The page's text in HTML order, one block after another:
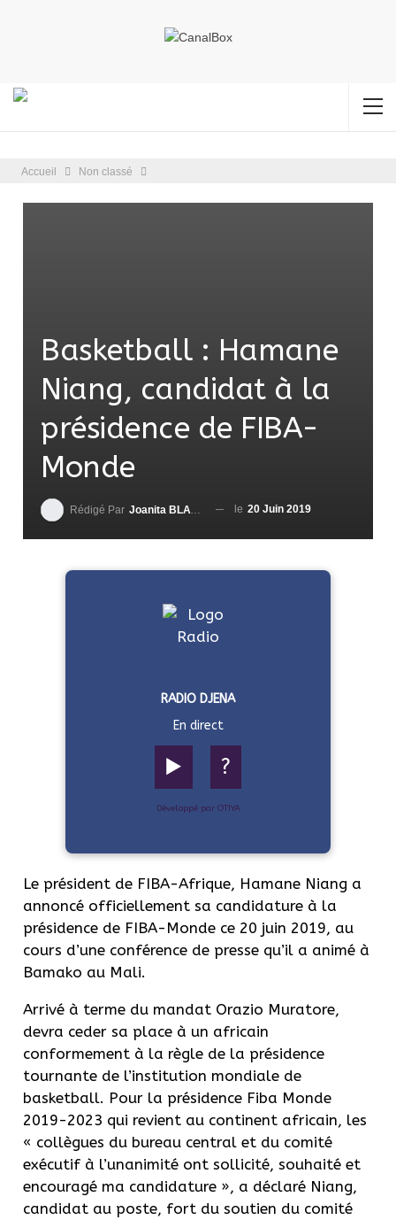
Accueil Non classé
Basketball : Hamane
Niang, candidat à la
présidence de FIBA-
Monde
Rédigé Par Joanita BLAVO-TSRI le 20 Juin 2019
RADIO DJENA
En direct
▶️ ?
Développé par OTIYA
Le président de FIBA-Afrique, Hamane Niang a
annoncé officiellement sa candidature à la
présidence de FIBA-Monde ce 20 juin 2019, au
cours d’une conférence de presse qu’il a animé à
Bamako au Mali.
Arrivé à terme du mandat Orazio Muratore,
devra ceder sa place à un africain
conformement à la règle de la présidence
tournante de l’institution mondiale de
basketball. Pour la présidence Fiba Monde
2019-2023 qui revient au continent africain, les
« collègues du bureau central et du comité
exécutif à l’unanimité ont sollicité, souhaité et
encouragé ma candidature », a déclaré Niang,
candidat au poste, fort du soutien du comité